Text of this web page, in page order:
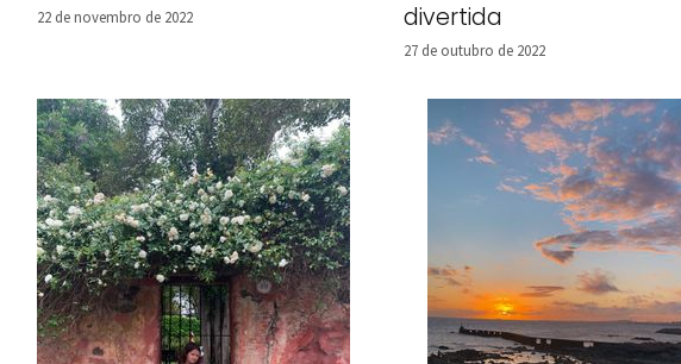
22 de novembro de 2022
divertida
27 de outubro de 2022